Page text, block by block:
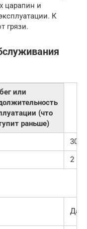
царапин и
К
грязи.
или
(что
раньше)
30
2
Да